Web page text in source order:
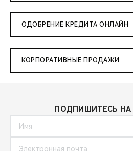
ОДОБРЕНИЕ КРЕДИТА ОНЛАЙН
КОРПОРАТИВНЫЕ ПРОДАЖИ
ПОДПИШИТЕСЬ НА